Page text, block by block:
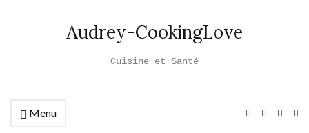
Audrey-CookingLove
Cuisine et Santé
Menu